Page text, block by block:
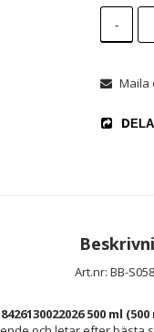
-
Maila
DELA
Art.nr: BB-
500 ml (500